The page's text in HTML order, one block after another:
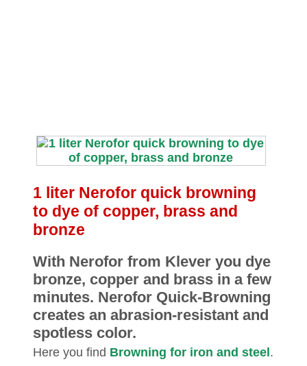
1 liter Nerofor quick browning
to dye of copper, brass and
bronze
With Nerofor from Klever you dye
bronze, copper and brass in a few
minutes. Nerofor Quick-Browning
creates an abrasion-resistant and
spotless color.
Here you find Browning for iron and steel .